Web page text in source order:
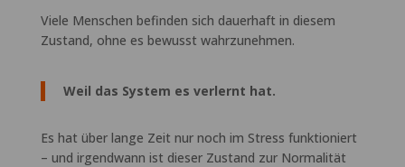
Viele Menschen befinden sich dauerhaft in diesem
Zustand, ohne es bewusst wahrzunehmen.
Weil das System es verlernt hat.
Es hat über lange Zeit nur noch im Stress funktioniert
– und irgendwann ist dieser Zustand zur Normalität